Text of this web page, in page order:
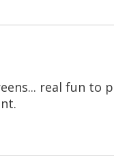
real fun to